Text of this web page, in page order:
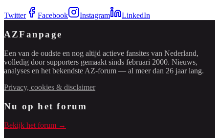
Twitter Facebook Instagram LinkedIn
AZFanpage
Een van de oudste en nog altijd actieve fansites van Nederland,
volledig door supporters gemaakt sinds februari 2000. Nieuws,
analyses en het bekendste AZ-forum — al meer dan 26 jaar lang.
Privacy, cookies & disclaimer
Nu op het forum
Bekijk het forum →